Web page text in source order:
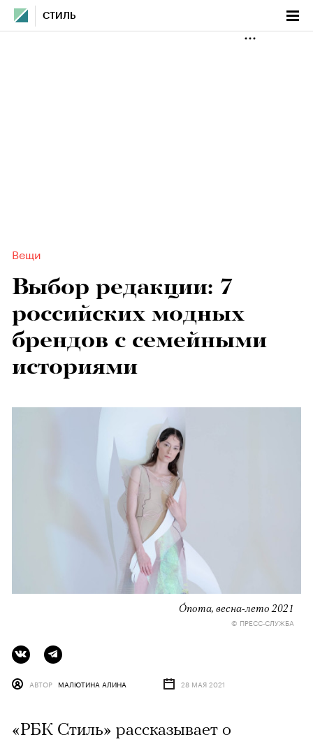
СТИЛЬ
Вещи
Выбор редакции: 7
российских модных
брендов с семейными
историями
Ónoma, весна-лето 2021
© ПРЕСС-СЛУЖБА
АВТОР МАЛЮТИНА АЛИНА 28 МАЯ 2021
«РБК Стиль» рассказывает о